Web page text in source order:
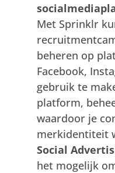
Met Sprinklr
beheren op
Facebook,
gebruik te
platform,
waardoor je
merkidentiteit
Social
het mogelijk